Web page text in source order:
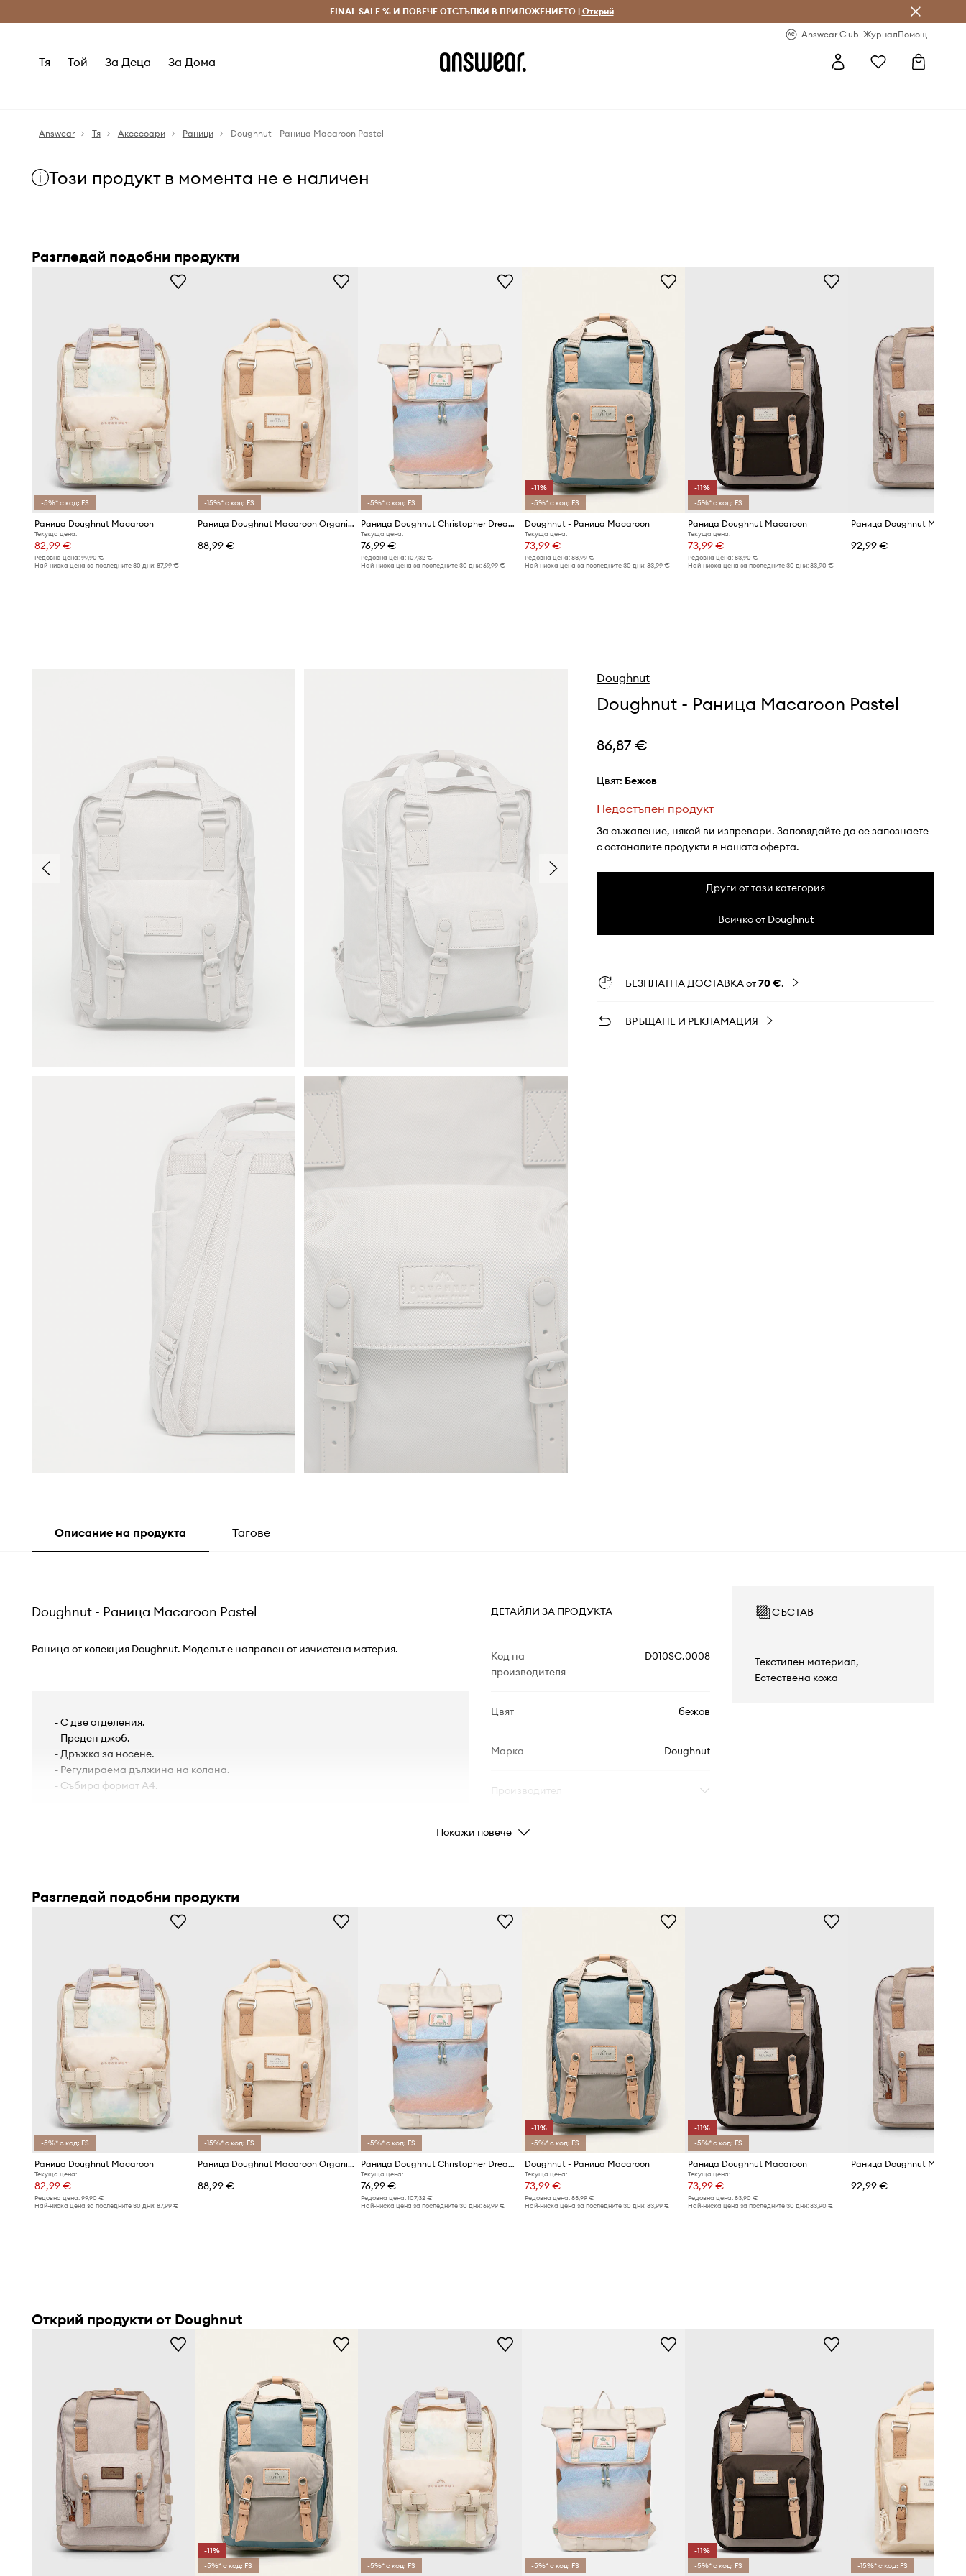
Безплатни доставка и връщане за поръчки над 70 EUR Доставка 1-5 дни
FINAL SALE % И ПОВЕЧЕ ОТСТЪПКИ В ПРИЛОЖЕНИЕТО | Открий
Answear Club ЖурналПомощ
Тя Той За Деца За Дома
Answear Тя Аксесоари Раници Doughnut - Раница Macaroon Pastel
Този продукт в момента не е наличен
Разгледай подобни продукти
-5%* с код: FS
Раница Doughnut Macaroon
Текуща цена:
82,99 €
Редовна цена: 99,90 €
Най-ниска цена за последните 30 дни: 87,99 €
-15%* с код: FS
Раница Doughnut Macaroon Organic Cotton
88,99 €
-5%* с код: FS
Раница Doughnut Christopher Dreamwalker
Текуща цена:
76,99 €
Редовна цена: 107,32 €
Най-ниска цена за последните 30 дни: 69,99 €
-11%
-5%* с код: FS
Doughnut - Раница Macaroon
Текуща цена:
73,99 €
Редовна цена: 83,99 €
Най-ниска цена за последните 30 дни: 83,99 €
-11%
-5%* с код: FS
Раница Doughnut Macaroon
Текуща цена:
73,99 €
Редовна цена:83,90 €
Най-ниска цена за последните 30 дни:83,90 €
92,99 €
Doughnut
Doughnut - Раница Macaroon Pastel
86,87 €
Цвят: бежов
Недостъпен продукт
За съжаление, някой ви изпревари. Заповядайте да се запознаете
с останалите продукти в нашата оферта.
Други от тази категория
Всичко от Doughnut
БЕЗПЛАТНА ДОСТАВКА от70 €.
ВРЪЩАНЕ И РЕКЛАМАЦИЯ
Описание на продукта Тагове
Doughnut - Раница Macaroon Pastel
Раница от колекция Doughnut. Моделът е направен от изчистена материя.
- С две отделения.
- Преден джоб.
- Дръжка за носене.
- Регулираема дължина на колана.
- Събира формат А4.
ДЕТАЙЛИ ЗА ПРОДУКТА
Код на
производителя
D010SC.0008
Цвят бежов
Марка Doughnut
Производител
Код на продукта
СЪСТАВ
Текстилен материал,
Естествена кожа
Покажи повече
Разгледай подобни продукти
-5%* с код: FS
Раница Doughnut Macaroon
Текуща цена:
82,99 €
Редовна цена: 99,90 €
Най-ниска цена за последните 30 дни: 87,99 €
-15%* с код: FS
Раница Doughnut Macaroon Organic Cotton
88,99 €
-5%* с код: FS
Раница Doughnut Christopher Dreamwalker
Текуща цена:
76,99 €
Редовна цена: 107,32 €
Най-ниска цена за последните 30 дни: 69,99 €
-11%
-5%* с код: FS
Doughnut - Раница Macaroon
Текуща цена:
73,99 €
Редовна цена: 83,99 €
Най-ниска цена за последните 30 дни: 83,99 €
-11%
-5%* с код: FS
Раница Doughnut Macaroon
Текуща цена:
73,99 €
Редовна цена:83,90 €
Най-ниска цена за последните 30 дни:83,90 €
92,99 €
Открий продукти от Doughnut
-11%
-5%* с код: FS
-5%* с код: FS -5%* с код: FS
-11%
-5%* с код: FS
-15%* с код: FS